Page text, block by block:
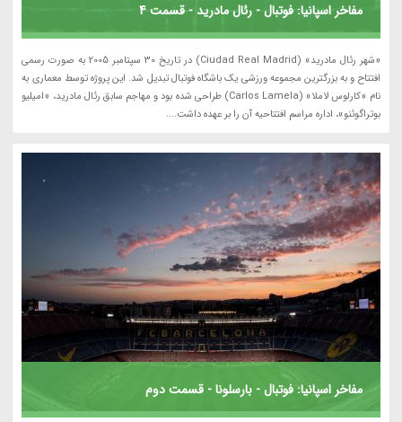
مفاخر اسپانیا: فوتبال - رئال مادرید - قسمت 4
«شهر رئال مادرید» (Ciudad Real Madrid) در تاریخ 30 سپتامبر 2005 به صورت رسمی
افتتاح و به بزرگترین مجموعه ورزشی یک باشگاه فوتبال تبدیل شد. این پروژه توسط معماری به
نام «کارلوس لاملا» (Carlos Lamela) طراحی شده بود و مهاجم سابق رئال مادرید، «امیلیو
بوتراگوئنو»، اداره مراسم افتتاحیه آن را بر عهده داشت....
مفاخر اسپانیا: فوتبال - بارسلونا - قسمت دوم